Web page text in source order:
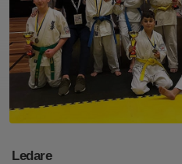
Ledare